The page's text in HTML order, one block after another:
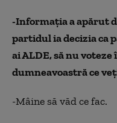
-Informaţia a apărut
partidul ia decizia ca
ai ALDE, să nu
dumneavoastră ce
-Mâine să văd ce fac.